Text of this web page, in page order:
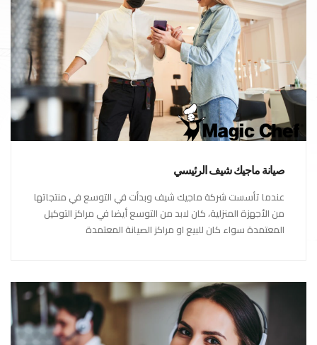
صيانة ماجيك شيف الرئيسي
عندما تأسست شركة ماجيك شيف وبدأت في التوسع في منتجاتها
من الأجهزة المنزلية، كان لابد من التوسع أيضا في مراكز التوكيل
المعتمدة سواء كان للبيع او مراكز الصيانة المعتمدة